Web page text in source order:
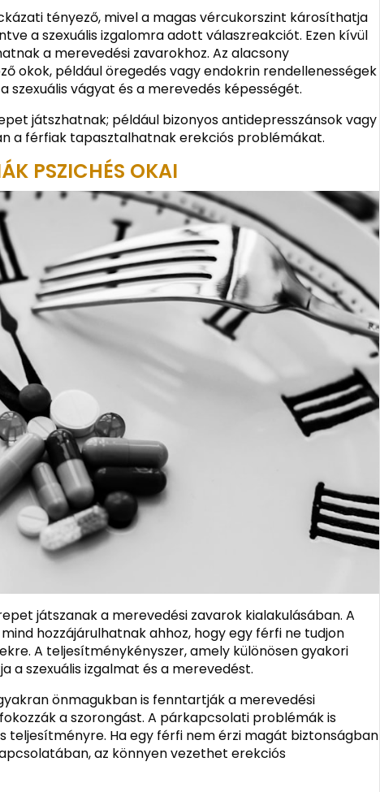
tényező, mivel a magas vércukorszint károsíthatja
a szexuális izgalomra adott válaszreakciót. Ezen kívül
a merevedési zavarokhoz. Az alacsony
okok, például öregedés vagy endokrin rendellenességek
szexuális vágyat és a merevedés képességét.
játszhatnak; például bizonyos antidepresszánsok vagy
a férfiak tapasztalhatnak erekciós problémákat.
PSZICHÉS OKAI
játszanak a merevedési zavarok kialakulásában. A
hozzájárulhatnak ahhoz, hogy egy férfi ne tudjon
A teljesítménykényszer, amely különösen gyakori
a szexuális izgalmat és a merevedést.
önmagukban is fenntartják a merevedési
a szorongást. A párkapcsolati problémák is
teljesítményre. Ha egy férfi nem érzi magát biztonságban
az könnyen vezethet erekciós